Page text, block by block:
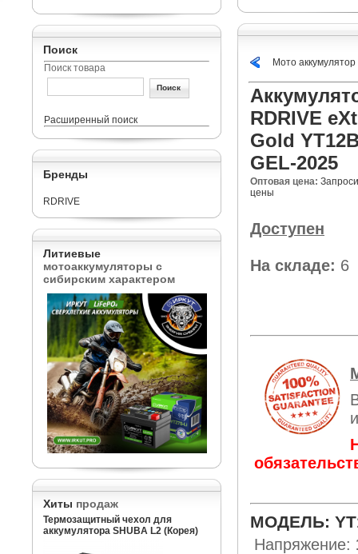
Поиск
Поиск товара
Расширенный поиск
Бренды
RDRIVE
Литиевые
мотоаккумуляторы с
сибирским характером
Хиты продаж
Термозащитный чехол для
аккумулятора SHUBA L2 (Корея)
Мото
RDRIVE
Gold
GEL-2025
Оптовая цена:
цены
Доступен
На складе: 6
МОДЕЛЬ:
Напряжение: